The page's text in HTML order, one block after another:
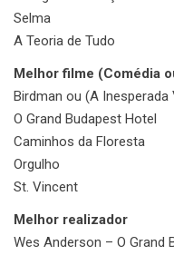
Selma
A Teoria de Tudo
Melhor filme (Comédia
Birdman ou (A
O Grand Budapest Hotel
Caminhos da Floresta
Orgulho
St. Vincent
Melhor realizador
Wes Anderson – O Grand